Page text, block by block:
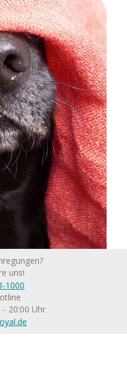
uns!
1000
- 20:00 Uhr